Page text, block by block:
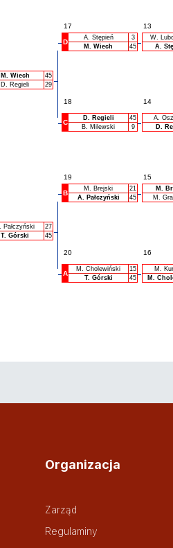
17 13
D
A. Stępień
3
M. Wiech
45
W.
A.
18 14
M. Wiech
45
D. Regieli
29
C
D. Regieli
45
B. Milewski
9
A.
D.
19 15
B
M. Brejski
21
A. Pałczyński
45
M.
M.
20 16
Pałczyński
27
T. Górski
45
A
M. Cholewiński
15
T. Górski
45
M.
M.
Organizacja
Zarząd
Regulaminy